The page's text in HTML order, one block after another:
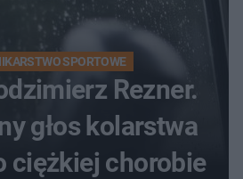
SPORTOWE
Rezner.
głos kolarstwa
ciężkiej chorobie